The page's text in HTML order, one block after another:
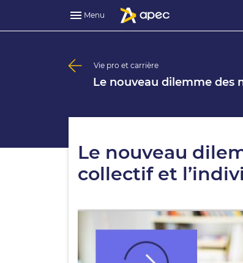
Menu
Vie pro et carrière
Le nouveau dilemme des
Le nouveau
collectif et